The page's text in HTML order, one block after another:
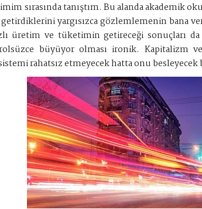
sırasında tanıştım. Bu alanda akademik
yargısızca gözlemlemenin bana
üretim ve tüketimin getireceği sonuçları
büyüyor olması ironik. Kapitalizm
rahatsız etmeyecek hatta onu